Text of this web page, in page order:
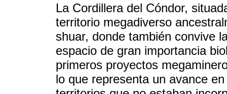
La Cordillera del Cóndor,
territorio megadiverso
shuar, donde también convive
espacio de gran importancia
primeros proyectos
lo que representa un avance